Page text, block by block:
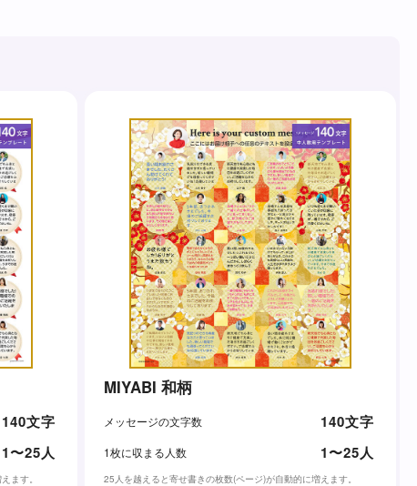
140文字
1〜25人
ます。
MIYABI 和柄
メッセージの文字数 140文字
1枚に収まる人数 1〜25人
25人を越えると寄せ書きの枚数(ページ)が自動的に増えます。